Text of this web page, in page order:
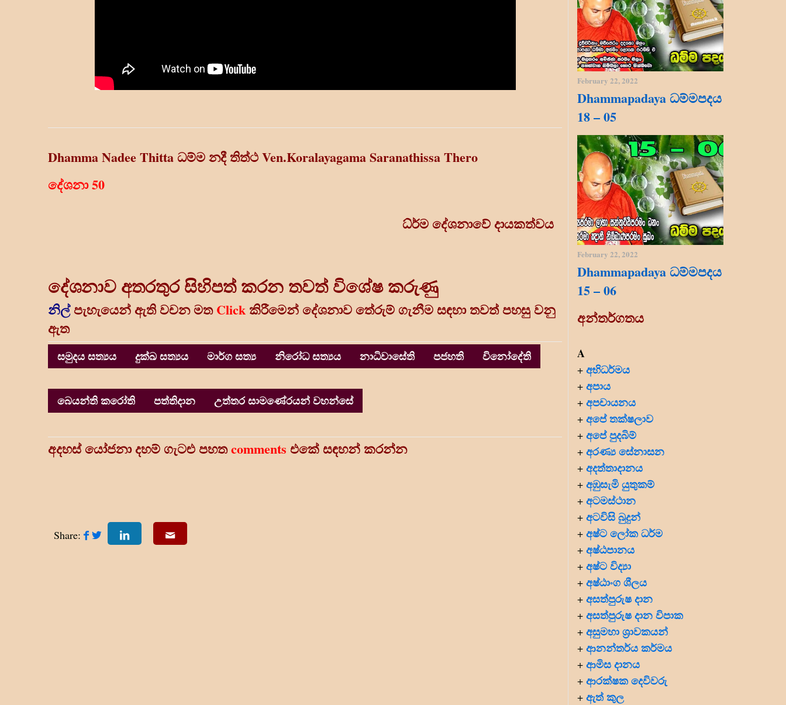
Dhamma Nadee Thitta ධම්ම නදී තිත්ථVen.Koralayagama Saranathissa Thero
දේශනා 50
ධ්ර්ම දේශනාවේ දායකත්වය
දේශනාව අතරතුර සිහිපත් කරන තවත් විශේෂ කරුණු
නිල්පැහැයෙන් ඇති වචන මතClick කිරීමෙන් දේශනාව තේරුම් ගැනීම සඳහා තවත් පහසු වනු
ඇත
සමුදය සත්‍යය දුක්ඛ සත්‍යය මාර්ග සත්‍ය නිරෝධ සත්‍යය නාධිවාසේති පජහති විනෝදේති
බෙයන්ති කරෝති පත්තිදාන උත්තර සාමණේරයන් වහන්සේ
අදහස් යෝජනා දහම් ගැටළු පහතcomments එකේ සඳහන් කරන්න
Share:
February 22, 2022
Dhammapadaya ධම්මපදය
18 – 05
February 22, 2022
Dhammapadaya ධම්මපදය
15 – 06
අන්තර්ගතය
A
+ අභිධර්මය
+ අපාය
+ අපචායනය
+ අපේ තක්ෂලාව
+ අපේ පුදබිම්
+ අරණ්‍ය සේනාසන
+ අදත්තාදානය
+ අඹුසැමි යුතුකම්
+ අටමස්ථාන
+ අටවිසි බුදුන්
+ අෂ්ට ලෝක ධර්ම
+ අෂ්ඨපානය
+ අෂ්ට විද්‍යා
+ අෂ්ඨාංග ශීලය
+ අසත්පුරුෂ දාන
+ අසත්පුරුෂ දාන විපාක
+ අසුමහා ශ්‍රාවකයන්
+ ආනන්තර්ය කර්මය
+ ආමිස දානය
+ ආරක්ෂක දෙවිවරු
+ ඇත් කුල